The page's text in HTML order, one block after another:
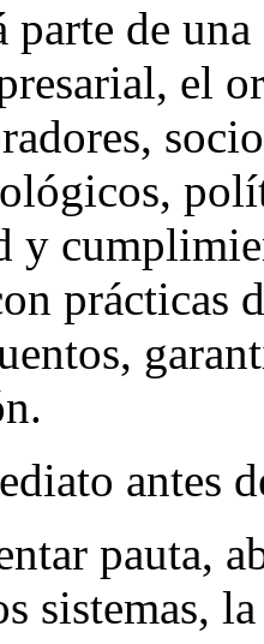
de
el
y
prácticas
antes
pauta,
sistemas,